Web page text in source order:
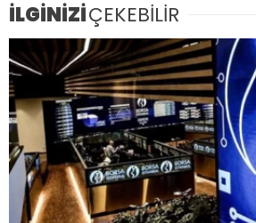
İLGİNİZİÇEKEBİLİR